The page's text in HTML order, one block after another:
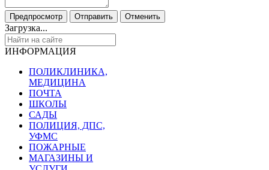
Загрузка...
ИНФОРМАЦИЯ
ПОЛИКЛИНИКА,
МЕДИЦИНА
ПОЧТА
ШКОЛЫ
САДЫ
ПОЛИЦИЯ, ДПС,
УФМС
ПОЖАРНЫЕ
МАГАЗИНЫ И